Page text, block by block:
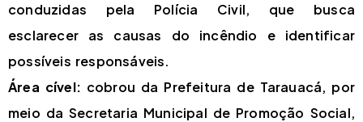
conduzidas pela Polícia Civil, que busca
esclarecer as causas do incêndio e identificar
possíveis responsáveis.
Área cível: cobrou da Prefeitura de Tarauacá, por
meio da Secretaria Municipal de Promoção Social,